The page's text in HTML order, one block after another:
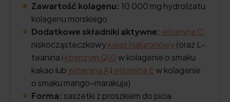
Zawartość kolagenu: 10 000 mg hydrolizatu
kolagenu morskiego
Dodatkowe składniki aktywne: witamina C,
niskocząsteczkowykwas hialuronowy(oraz L-
teanina i koenzym Q10w kolagenie o smaku
kakao lubwitamina Aiwitamina Ew kolagenie
o smaku mango–marakuja)
Forma: saszetki z proszkiem do picia